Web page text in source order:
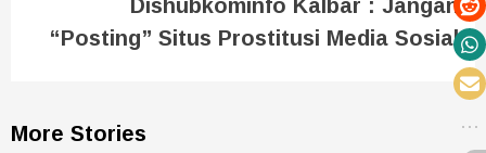
Dishubkominfo Kalbar : Jangan
“Posting” Situs Prostitusi Media Sosial
More Stories